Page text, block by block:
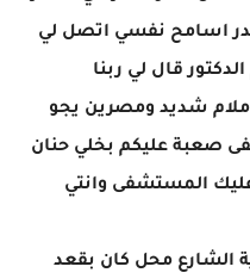
اسامح نفسي اتصل لي
قال لي ربنا
ملام شديد ومصرين يجو
صعبة عليكم بخلي حنان
المستشفى وانتي
الشارع محل كان بقعد